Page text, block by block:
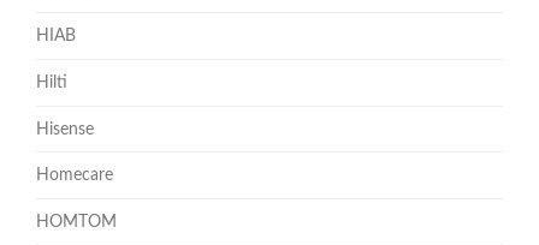
HIAB
Hilti
Hisense
Homecare
HOMTOM